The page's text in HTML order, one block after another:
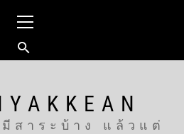
Menu
สาระบ้าง แล้วแต่